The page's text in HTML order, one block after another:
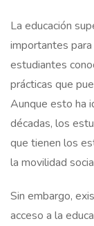
La educación
importantes
estudiantes
prácticas que
Aunque esto ha
décadas, los
que tienen los
la movilidad
Sin embargo,
acceso a la